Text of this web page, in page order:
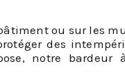
ou sur les
des
notre bardeur à